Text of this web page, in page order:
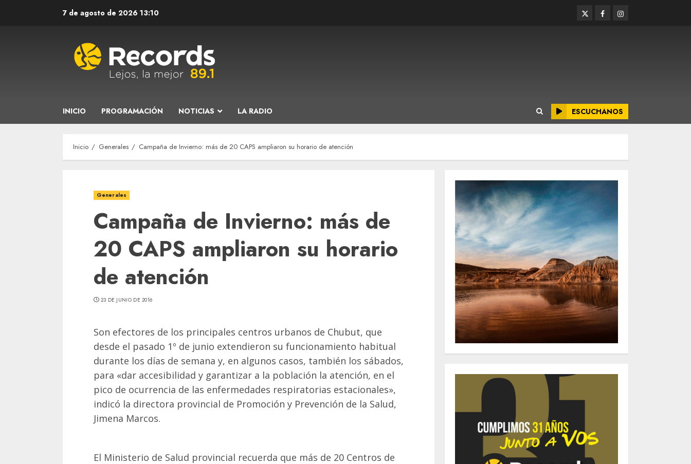
7 de agosto de 2026 13:10 TwitterFacebookInstagram
INICIO PROGRAMACIÓN NOTICIAS LA RADIO ESCUCHANOS
Inicio Generales Campaña de Invierno: más de 20 CAPS ampliaron su horario de atención
Generales
Campaña de Invierno: más de
20 CAPS ampliaron su horario
de atención
23 DE JUNIO DE 2016
Son efectores de los principales centros urbanos de Chubut, que
desde el pasado 1º de junio extendieron su funcionamiento habitual
durante los días de semana y, en algunos casos, también los sábados,
para «dar accesibilidad y garantizar a la población la atención, en el
pico de ocurrencia de las enfermedades respiratorias estacionales»,
indicó la directora provincial de Promoción y Prevención de la Salud,
Jimena Marcos.
El Ministerio de Salud provincial recuerda que más de 20 Centros de